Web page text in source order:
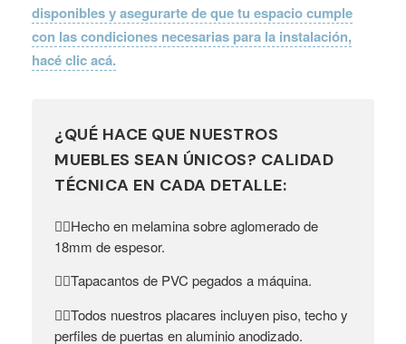
disponibles y asegurarte de que tu espacio cumple
con las condiciones necesarias para la instalación,
hacé clic acá.
¿QUÉ HACE QUE NUESTROS
MUEBLES SEAN ÚNICOS? CALIDAD
TÉCNICA EN CADA DETALLE:
👉🏼Hecho en melamina sobre aglomerado de
18mm de espesor.
👉🏼Tapacantos de PVC pegados a máquina.
👉🏼Todos nuestros placares incluyen piso, techo y
perfiles de puertas en aluminio anodizado.